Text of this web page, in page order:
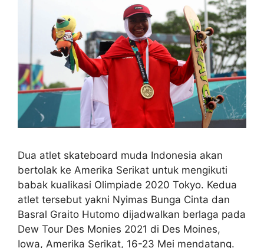
Dua atlet skateboard muda Indonesia akan
bertolak ke Amerika Serikat untuk mengikuti
babak kualikasi Olimpiade 2020 Tokyo. Kedua
atlet tersebut yakni Nyimas Bunga Cinta dan
Basral Graito Hutomo dijadwalkan berlaga pada
Dew Tour Des Monies 2021 di Des Moines,
Iowa, Amerika Serikat, 16-23 Mei mendatang.